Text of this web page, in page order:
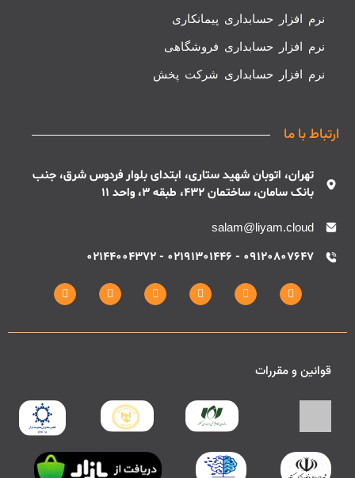
نرم افزار حسابداری پیمانکاری
نرم افزار حسابداری فروشگاهی
نرم افزار حسابداری شرکت پخش
ارتباط با ما
تهران، اتوبان شهید ستاری، ابتدای بلوار فردوس شرق، جنب
بانک سامان، ساختمان 432، طبقه 3، واحد 11
salam@liyam.cloud
09120807647 - 02191301446 - 02144004372
قوانین و مقررات